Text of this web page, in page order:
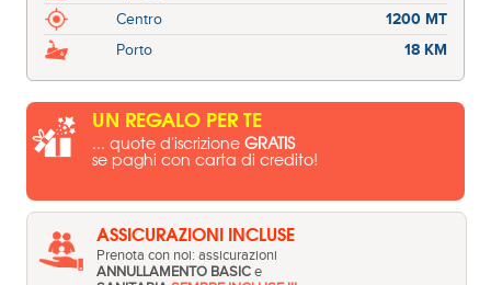
Centro
1200 MT
Porto
18 KM
UN REGALO PER TE
... quote d'iscrizioneGRATIS
se paghi con carta di credito!
ASSICURAZIONI INCLUSE
Prenota con noi: assicurazioni
ANNULLAMENTO BASIC e